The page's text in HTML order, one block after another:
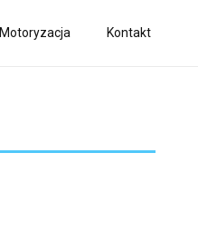
Motoryzacja Kontakt